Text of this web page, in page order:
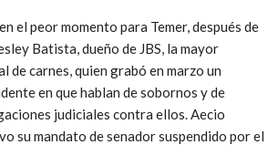
el peor momento para Temer, después de
Batista, dueño de JBS, la mayor
de carnes, quien grabó en marzo un
en que hablan de sobornos y de
judiciales contra ellos. Aecio
su mandato de senador suspendido por el